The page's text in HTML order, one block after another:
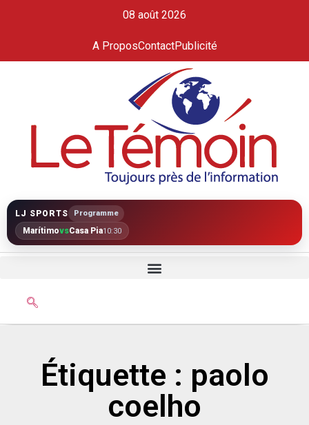
08 août 2026
A ProposContactPublicité
LJ SPORTS Programme
MarítimovsCasa Pia10:30
Étiquette : paolo
coelho